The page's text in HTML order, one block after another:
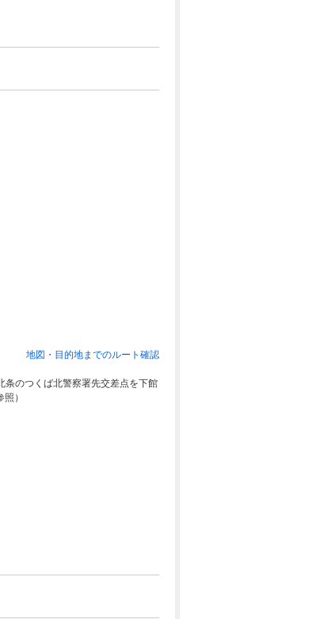
地図・目的地までのルート確認
条のつくば北警察署先交差点を下館
）